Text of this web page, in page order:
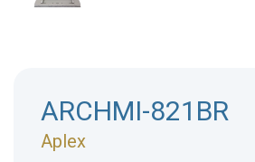
ARCHMI-821BR
Aplex